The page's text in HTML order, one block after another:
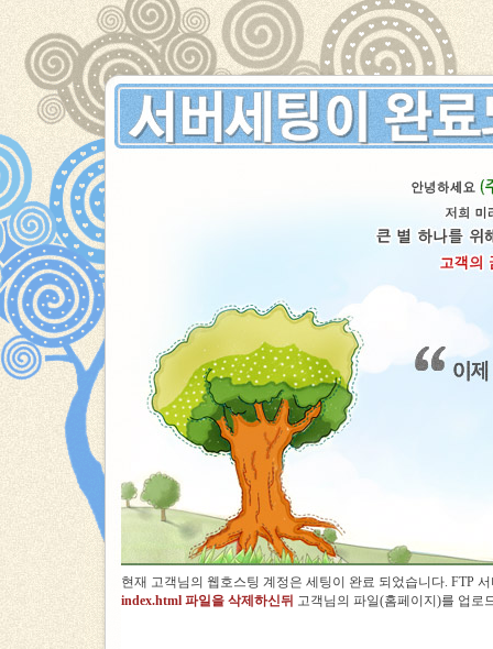
현재 고객님의 웹호스팅 계정은 세팅이 완료 되었습니다. FTP
index.html 파일을 삭제하신뒤 고객님의 파일(홈페이지)를 업로